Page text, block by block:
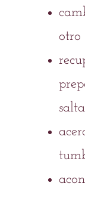
otro